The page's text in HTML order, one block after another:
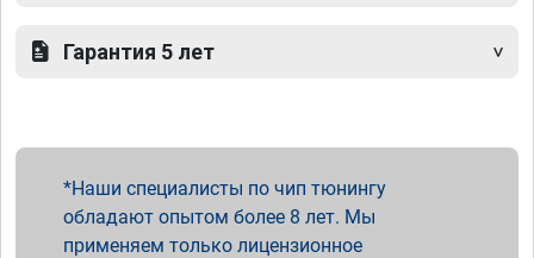
Гарантия 5 лет
Наши специалисты по чип тюнингу
обладают опытом более 8 лет. Мы
применяем только лицензионное